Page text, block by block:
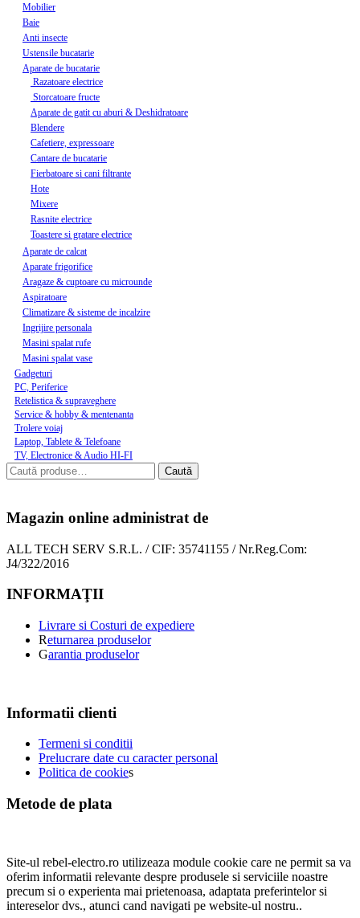
Mobilier
Baie
Anti insecte
Ustensile bucatarie
Aparate de bucatarie
Razatoare electrice
Storcatoare fructe
Aparate de gatit cu aburi & Deshidratoare
Blendere
Cafetiere, expressoare
Cantare de bucatarie
Fierbatoare si cani filtrante
Hote
Mixere
Rasnite electrice
Toastere si gratare electrice
Aparate de calcat
Aparate frigorifice
Aragaze & cuptoare cu microunde
Aspiratoare
Climatizare & sisteme de incalzire
Ingrijire personala
Masini spalat rufe
Masini spalat vase
Gadgeturi
PC, Periferice
Retelistica & supraveghere
Service & hobby & mentenanta
Trolere voiaj
Laptop, Tablete & Telefoane
TV, Electronice & Audio HI-FI
Caută
Magazin online administrat de
ALL TECH SERV S.R.L. / CIF: 35741155 / Nr.Reg.Com:
J4/322/2016
INFORMAŢII
Livrare si Costuri de expediere
Returnarea produselor
Garantia produselor
Informatii clienti
Termeni si conditii
Prelucrare date cu caracter personal
Politica de cookies
Metode de plata
Site-ul rebel-electro.ro utilizeaza module cookie care ne permit sa va
oferim informatii relevante despre produsele si serviciile noastre
precum si o experienta mai prietenoasa, adaptata preferintelor si
intereselor dvs., atunci cand navigati pe website-ul nostru..